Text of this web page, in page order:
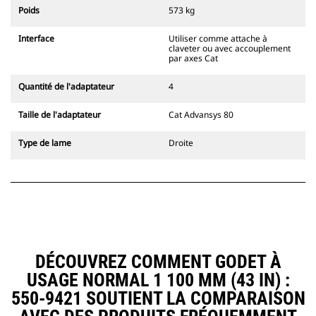
champ de vision du conducteur.
axes Cat sont compatibles avec les
pelles hydrauliques à chaînes 311-
Des attaches à largeur de
disponibles.
le système d'attache spéciale CW
CW sont dotées d'un système de
disponibles pour toutes les pelles
hydrauliques à chaines et sur
pneus.
Poids 573 kg
Interface
Utiliser comme attache à
claveter ou avec accouplement
par axes Cat
Quantité de l'adaptateur 4
Taille de l'adaptateur Cat Advansys 80
Type de lame Droite
DÉCOUVREZ COMMENT GODET À
USAGE NORMAL 1 100 MM (43 IN) :
550-9421 SOUTIENT LA COMPARAISON